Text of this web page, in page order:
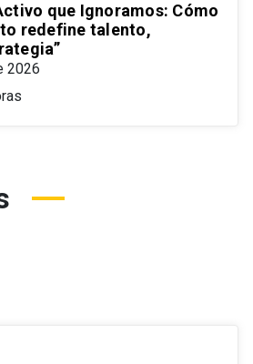
que Ignoramos: Cómo
redefine talento,
2026